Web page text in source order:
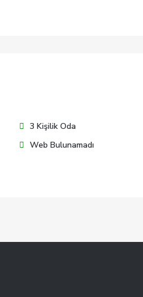
3 Kişilik Oda
Web Bulunamadı